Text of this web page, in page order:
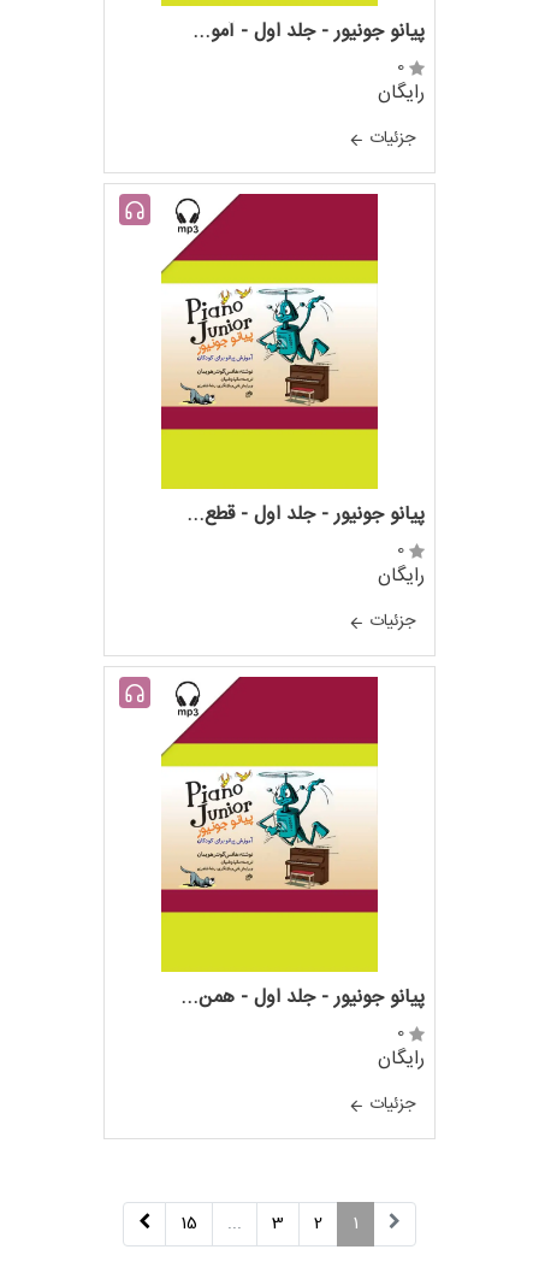
پیانو جونیور - جلد اول - آمو...
0
رایگان
جزئيات
پیانو جونیور - جلد اول - قطع...
0
رایگان
جزئيات
پیانو جونیور - جلد اول - همن...
0
رایگان
جزئيات
1
2
3
...
15